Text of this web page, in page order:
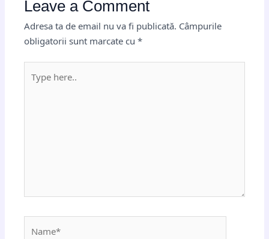
Leave a Comment
Adresa ta de email nu va fi publicată. Câmpurile
obligatorii sunt marcate cu*
here..